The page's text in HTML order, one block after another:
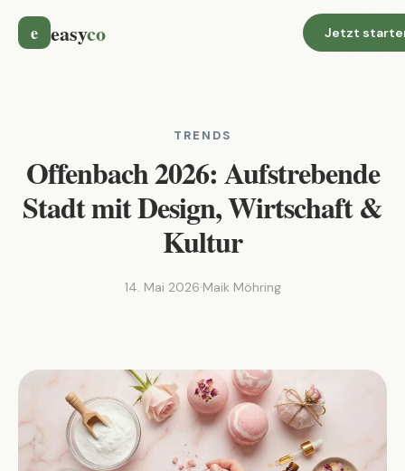
e easyco Jetzt
TRENDS
Offenbach 2026: Aufstrebende
Stadt mit Design, Wirtschaft &
Kultur
14. Mai 2026·Maik Möhring